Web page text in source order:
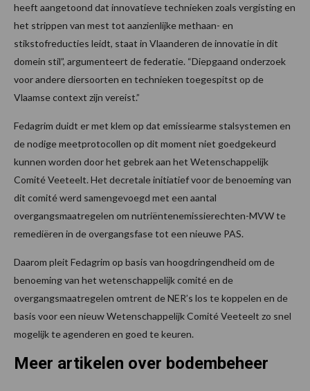
heeft aangetoond dat innovatieve technieken zoals vergisting en
het strippen van mest tot aanzienlijke methaan- en
stikstofreducties leidt, staat in Vlaanderen de innovatie in dit
domein stil”, argumenteert de federatie. “Diepgaand onderzoek
voor andere diersoorten en technieken toegespitst op de
Vlaamse context zijn vereist.”
Fedagrim duidt er met klem op dat emissiearme stalsystemen en
de nodige meetprotocollen op dit moment niet goedgekeurd
kunnen worden door het gebrek aan het Wetenschappelijk
Comité Veeteelt. Het decretale initiatief voor de benoeming van
dit comité werd samengevoegd met een aantal
overgangsmaatregelen om nutriëntenemissierechten-MVW te
remediëren in de overgangsfase tot een nieuwe PAS.
Daarom pleit Fedagrim op basis van hoogdringendheid om de
benoeming van het wetenschappelijk comité en de
overgangsmaatregelen omtrent de NER’s los te koppelen en de
basis voor een nieuw Wetenschappelijk Comité Veeteelt zo snel
mogelijk te agenderen en goed te keuren.
Meer artikelen over bodembeheer